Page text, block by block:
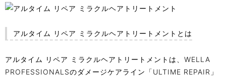
アルタイム リペア ミラクルヘアトリートメントとは
アルタイム リペア ミラクルヘアトリートメントは、WELLA
PROFESSIONALSのダメージケアライン「ULTIME REPAIR」